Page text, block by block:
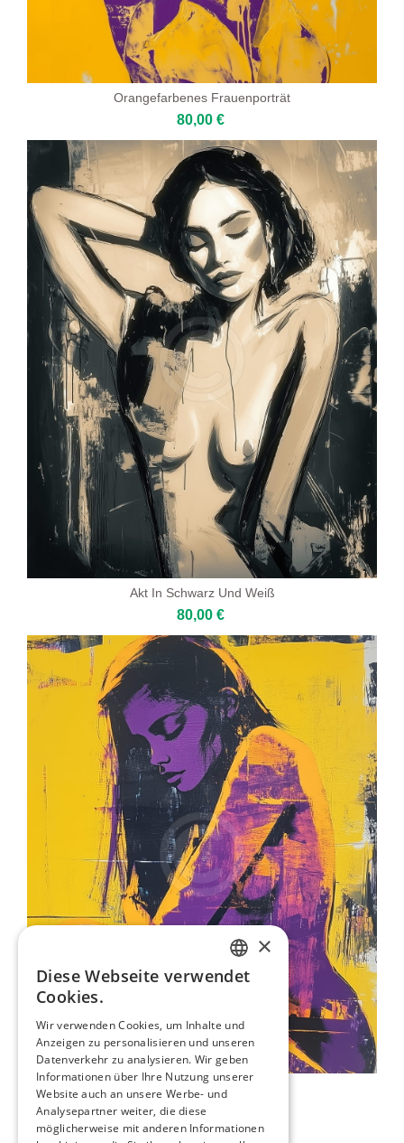
Orangefarbenes Frauenporträt
80,00 €
Akt In Schwarz Und Weiß
80,00 €
Schatten-Aktporträt
80,00 €
ENGLISH
GERMAN
FRENCH
×
Diese Webseite verwendet
Cookies.
Wir verwenden Cookies, um Inhalte und
Anzeigen zu personalisieren und unseren
Datenverkehr zu analysieren. Wir geben
Informationen über Ihre Nutzung unserer
Website auch an unsere Werbe- und
Analysepartner weiter, die diese
möglicherweise mit anderen Informationen